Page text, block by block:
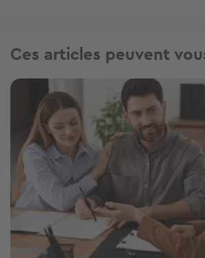
Ces articles peuvent
Image